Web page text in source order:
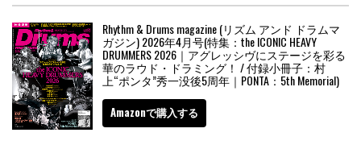
Rhythm & Drums magazine (リズム アンド ドラムマ
ガジン) 2026年4月号(特集：the ICONIC HEAVY
DRUMMERS 2026｜アグレッシヴにステージを彩る
華のラウド・ドラミング！ / 付録小冊子：村
上“ポンタ”秀一没後5周年｜PONTA：5th Memorial)
Amazonで購入する